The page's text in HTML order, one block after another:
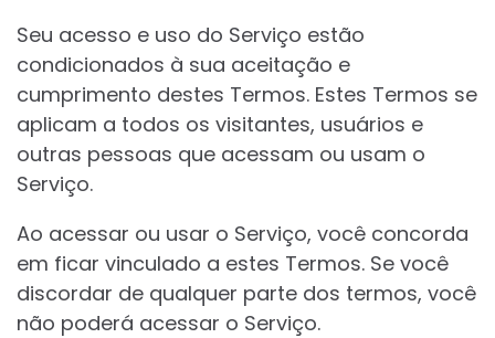
Seu acesso e uso do Serviço estão
condicionados à sua aceitação e
cumprimento destes Termos. Estes Termos se
aplicam a todos os visitantes, usuários e
outras pessoas que acessam ou usam o
Serviço.
Ao acessar ou usar o Serviço, você concorda
em ficar vinculado a estes Termos. Se você
discordar de qualquer parte dos termos, você
não poderá acessar o Serviço.